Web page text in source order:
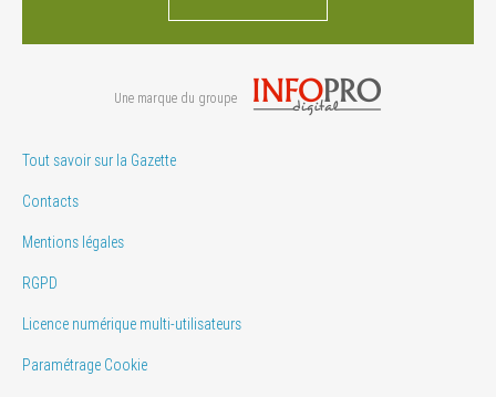
Une marque du groupe
Tout savoir sur la Gazette
Contacts
Mentions légales
RGPD
Licence numérique multi-utilisateurs
Paramétrage Cookie